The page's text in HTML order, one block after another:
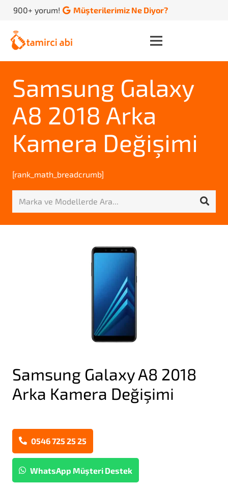
900+ yorum! Müşterilerimiz Ne Diyor?
Samsung Galaxy
A8 2018 Arka
Kamera Değişimi
[rank_math_breadcrumb]
Samsung Galaxy A8 2018
Arka Kamera Değişimi
0546 725 25 25
WhatsApp Müşteri Destek